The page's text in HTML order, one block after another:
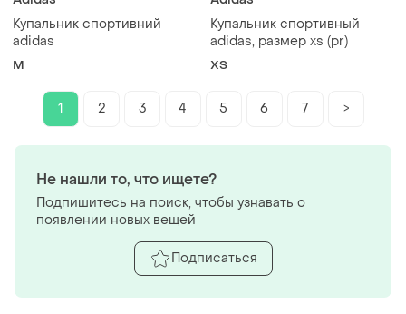
Купальник спортивний
adidas
M
Купальник спортивный
adidas, размер xs (pr)
ХS
1 2 3 4 5 6 7 >
Не нашли то, что ищете?
Подпишитесь на поиск, чтобы узнавать о
появлении новых вещей
Подписаться